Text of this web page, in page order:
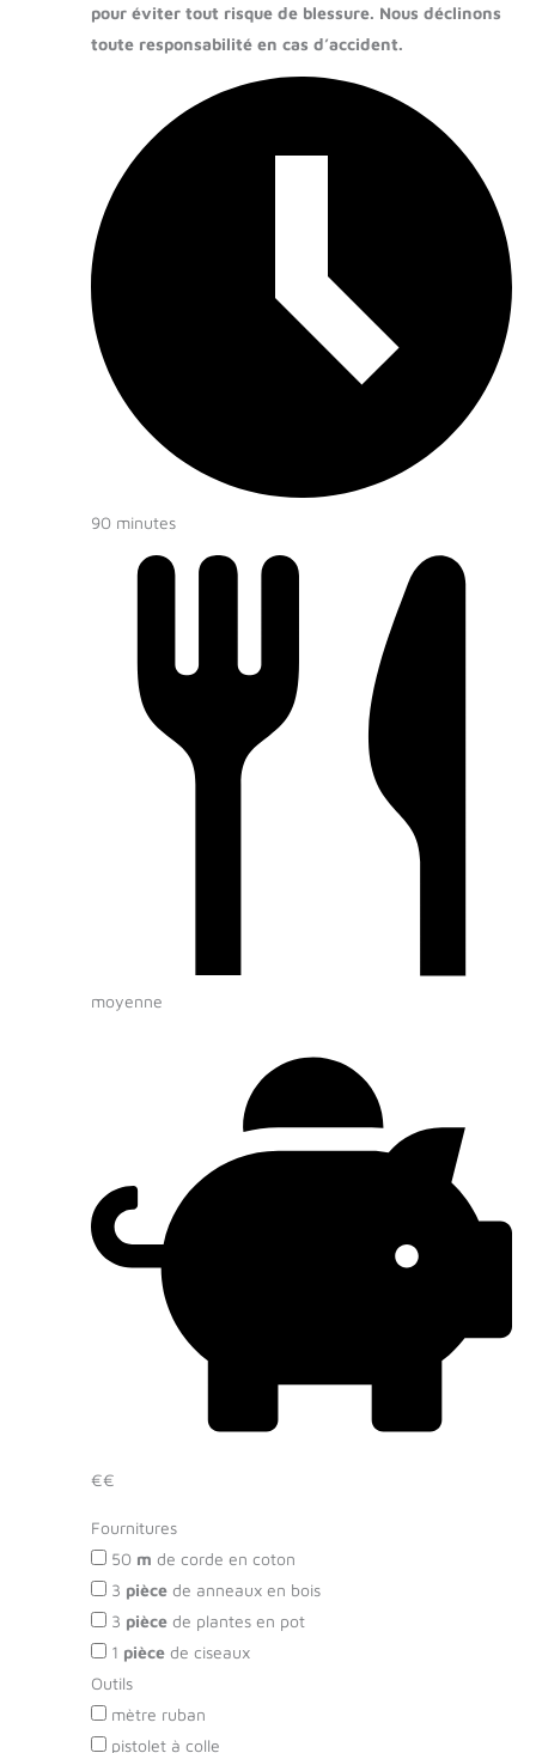
pour éviter tout risque de blessure. Nous déclinons
toute responsabilité en cas d’accident.
90 minutes
moyenne
€€
Fournitures
50 m de corde en coton
3 pièce de anneaux en bois
3 pièce de plantes en pot
1 pièce de ciseaux
Outils
mètre ruban
pistolet à colle